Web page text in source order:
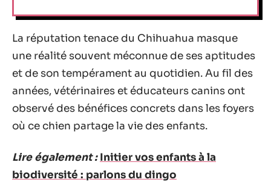
La réputation tenace du Chihuahua masque
une réalité souvent méconnue de ses aptitudes
et de son tempérament au quotidien. Au fil des
années, vétérinaires et éducateurs canins ont
observé des bénéfices concrets dans les foyers
où ce chien partage la vie des enfants.
Lire également : Initier vos enfants à la
biodiversité : parlons du dingo